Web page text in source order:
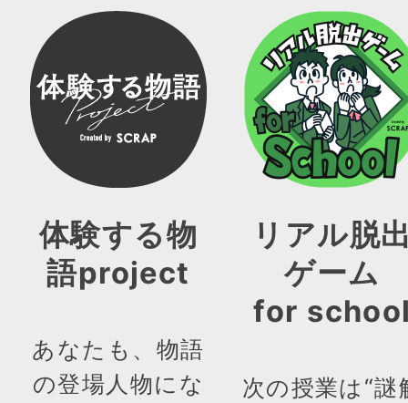
体験する物
語project
あなたも、物語
の登場人物にな
リアル脱
ゲーム
for
次の授業は“謎